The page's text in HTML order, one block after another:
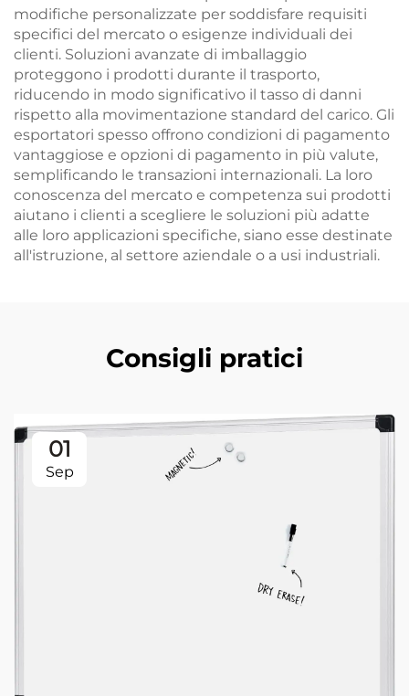
modifiche personalizzate per soddisfare requisiti
specifici del mercato o esigenze individuali dei
clienti. Soluzioni avanzate di imballaggio
proteggono i prodotti durante il trasporto,
riducendo in modo significativo il tasso di danni
rispetto alla movimentazione standard del carico. Gli
esportatori spesso offrono condizioni di pagamento
vantaggiose e opzioni di pagamento in più valute,
semplificando le transazioni internazionali. La loro
conoscenza del mercato e competenza sui prodotti
aiutano i clienti a scegliere le soluzioni più adatte
alle loro applicazioni specifiche, siano esse destinate
all'istruzione, al settore aziendale o a usi industriali.
Consigli pratici
01
Sep